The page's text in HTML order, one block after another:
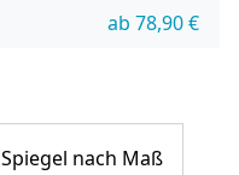
ab 78,90€
Spiegel nach Maß